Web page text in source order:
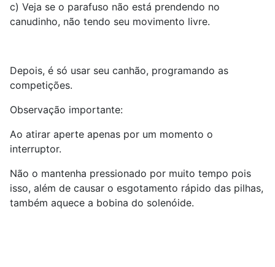
c) Veja se o parafuso não está prendendo no
canudinho, não tendo seu movimento livre.
Depois, é só usar seu canhão, programando as
competições.
Observação importante:
Ao atirar aperte apenas por um momento o
interruptor.
Não o mantenha pressionado por muito tempo pois
isso, além de causar o esgotamento rápido das pilhas,
também aquece a bobina do solenóide.